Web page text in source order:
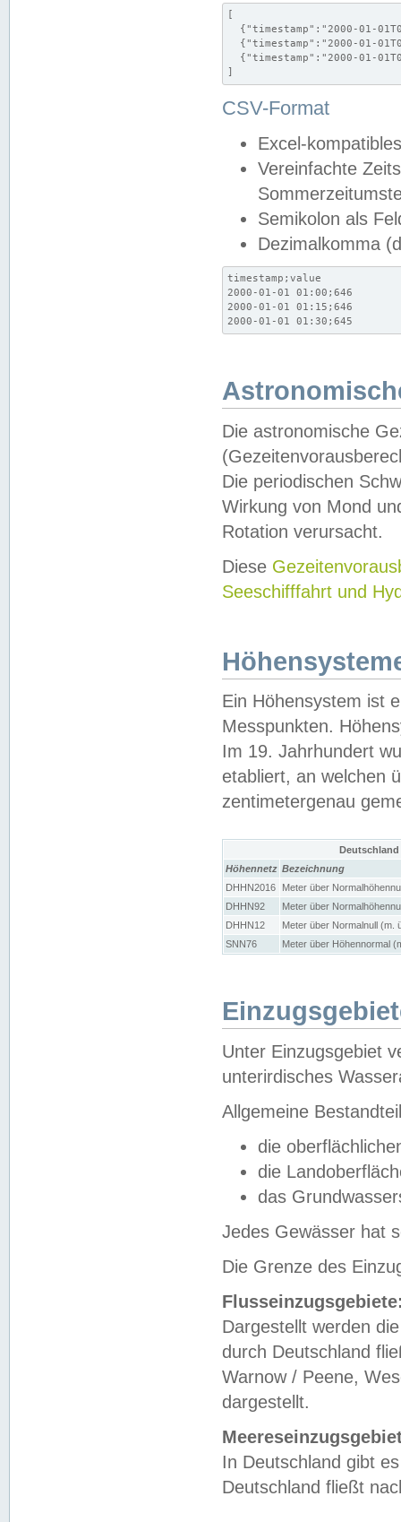
[
{"timestamp":"2000-01-
{"timestamp":"2000-01-
{"timestamp":"2000-01-
]
CSV-Format
Excel-
Vereinfachte
Semikolon als
Dezimalkomma
timestamp;value
2000-01-01 01:00;646
2000-01-01 01:15;646
2000-01-01 01:30;645
Die astronomische
Die periodischen
Wirkung von Mond
Rotation verursacht.
Diese
Seeschifffahrt und
Ein Höhensystem ist
Messpunkten.
Im 19. Jahrhundert
etabliert, an welchen
zentimetergenau
Höhennetz Bezeichnung
DHHN2016
Meter über
DHHN92
Meter über
DHHN12
Meter über Normalnull (m.
SNN76
Meter über Höhennormal
Unter Einzugsgebiet
unterirdisches
Allgemeine
die
die
das
Jedes Gewässer hat
Die Grenze des
Dargestellt werden
durch Deutschland
Warnow / Peene,
dargestellt.
In Deutschland gibt
Deutschland fließt